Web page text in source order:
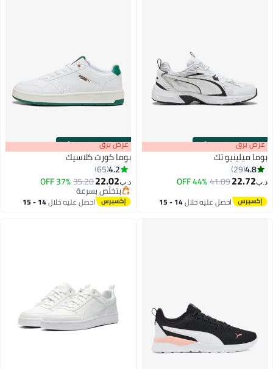
00m
·
100% Left
4
تك
29
41.09
44% OFF
احصل عليه خلال 14 - 15
00m 00s
·
100% Left
2
عرض برق
بوما كورت كلاسيك
65
22.02
35.20
37% OFF
بتخلّص بسرعة
بتخلّص بسرعةاحصل عليه خلال 14 - 15